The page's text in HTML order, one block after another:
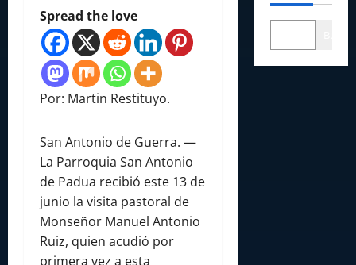
Spread the love
Por: Martin Restituyo.
San Antonio de Guerra. —
La Parroquia San Antonio
de Padua recibió este 13 de
junio la visita pastoral de
Monseñor Manuel Antonio
Ruiz, quien acudió por
primera vez a esta